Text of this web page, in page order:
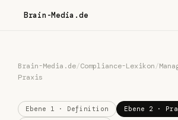
Brain-Media.de
Brain-Media.de/Compliance-Lexikon/
Praxis
Ebene 1 · Definition
Ebene 2 ·